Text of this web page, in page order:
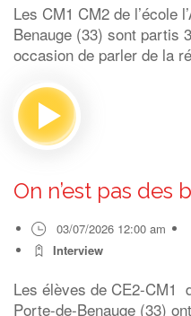
Les CM1 CM2 de l’école
Benauge (33) sont partis
occasion de parler de la
On n’est pas des
03/07/2026 12:00 am
Interview
Les élèves de CE2-CM1
Porte-de-Benauge (33)